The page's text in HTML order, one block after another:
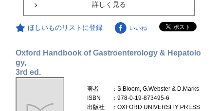
詳しく見る
ほしいものリストに登録 いいね
Oxford Handbook of Gastroenterology & Hepatolo
gy,
3rd ed.
著者
：S.Bloom, G.Webster & D.Marks
ISBN
：978-0-19-873495-6
出版社
：OXFORD UNIVERSITY PRESS